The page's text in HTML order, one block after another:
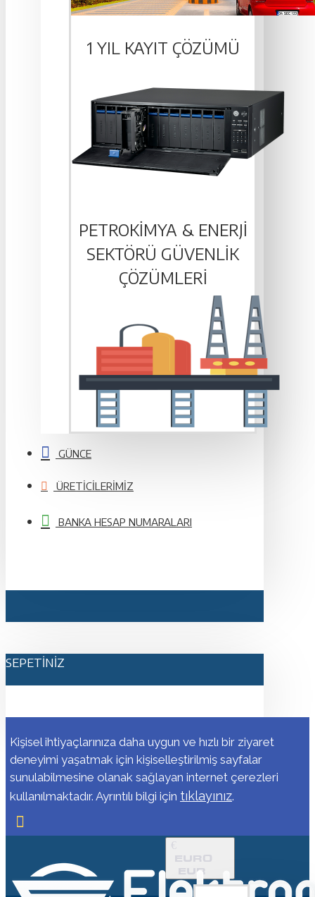
1 YIL KAYIT ÇÖZÜMÜ
PETROKIMYA & ENERJI
SEKTÖRÜ GÜVENLIK
ÇÖZÜMLERI
GÜNCE
ÜRETICILERIMIZ
BANKA HESAP NUMARALARI
SEPETINIZ
Kişisel ihtiyaçlarınıza daha uygun ve hızlı bir ziyaret
deneyimi yaşatmak için kişiselleştirilmiş sayfalar
sunulabilmesine olanak sağlayan internet çerezleri
kullanılmaktadır. Ayrıntılı bilgi için tıklayınız.
€
EURO
EUR